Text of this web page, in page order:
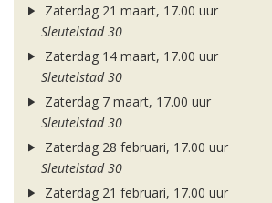
Zaterdag 21 maart, 17.00 uur
Sleutelstad 30
Zaterdag 14 maart, 17.00 uur
Sleutelstad 30
Zaterdag 7 maart, 17.00 uur
Sleutelstad 30
Zaterdag 28 februari, 17.00 uur
Sleutelstad 30
Zaterdag 21 februari, 17.00 uur